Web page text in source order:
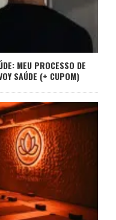
MEU PROCESSO DE
SAÚDE (+ CUPOM)